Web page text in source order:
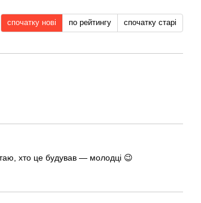
спочатку нові по рейтингу спочатку старі
хто це будував — молодці 😉